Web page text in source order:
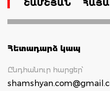
ՇԱՄՇՅԱՆ
Հետադարձ կապ
Ընդհանուր հարցեր՝